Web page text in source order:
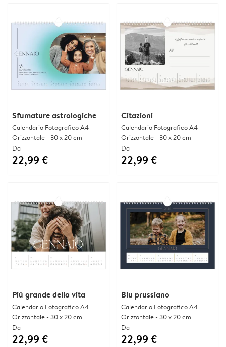
Sfumature astrologiche
Calendario Fotografico A4
Orizzontale - 30 x 20 cm
Da
22,99 €
Citazioni
Calendario Fotografico A4
Orizzontale - 30 x 20 cm
Da
22,99 €
Più grande della vita
Calendario Fotografico A4
Orizzontale - 30 x 20 cm
Da
22,99 €
Blu prussiano
Calendario Fotografico A4
Orizzontale - 30 x 20 cm
Da
22,99 €